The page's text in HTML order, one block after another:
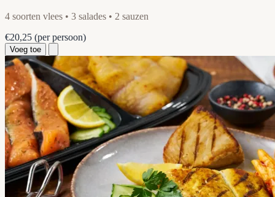
4 soorten vlees • 3 salades • 2 sauzen
€20,25 (per persoon)
Voeg toe